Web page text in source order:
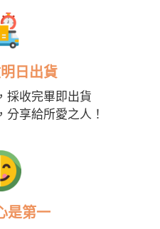
日出貨
採收完畢即出貨
分享給所愛之人！
是第一